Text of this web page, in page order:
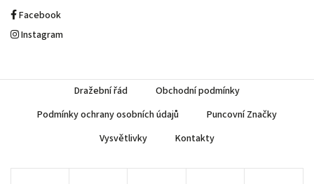
Facebook
Instagram
Dražební řád
Obchodní podmínky
Podmínky ochrany osobních údajů
Puncovní Značky
Vysvětlivky
Kontakty